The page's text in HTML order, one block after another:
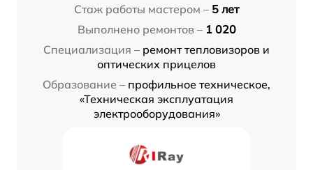
Стаж работы мастером – 5 лет
Выполнено ремонтов – 1 020
Специализация – ремонт тепловизоров и
оптических прицелов
Образование – профильное техническое,
«Техническая эксплуатация
электрооборудования»